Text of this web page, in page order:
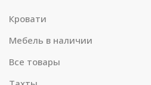
Кровати
Мебель в наличии
Все товары